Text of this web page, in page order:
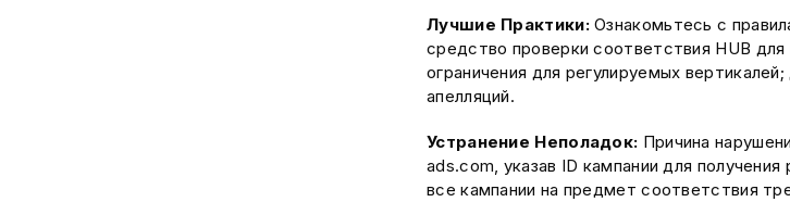
Лучшие Практики:Ознакомьтесь с
средство проверки соответствия HUB
ограничения для регулируемых
апелляций.
Устранение Неполадок: Причина
ads.com, указав ID кампании для
все кампании на предмет соответствия